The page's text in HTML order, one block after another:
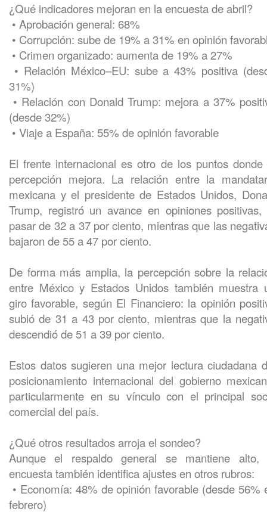
¿Qué indicadores mejoran en la encuesta de abril?
• Aprobación general: 68%
• Corrupción: sube de 19% a 31% en opinión
• Crimen organizado: aumenta de 19% a 27%
• Relación México–EU: sube a 43% positiva
31%)
• Relación con Donald Trump: mejora a 37%
(desde 32%)
• Viaje a España: 55% de opinión favorable
El frente internacional es otro de los puntos donde
percepción mejora. La relación entre la
mexicana y el presidente de Estados Unidos,
Trump, registró un avance en opiniones positivas,
pasar de 32 a 37 por ciento, mientras que las
bajaron de 55 a 47 por ciento.
De forma más amplia, la percepción sobre la
entre México y Estados Unidos también muestra
giro favorable, según El Financiero: la opinión
subió de 31 a 43 por ciento, mientras que la
descendió de 51 a 39 por ciento.
Estos datos sugieren una mejor lectura ciudadana
posicionamiento internacional del gobierno
particularmente en su vínculo con el principal
comercial del país.
¿Qué otros resultados arroja el sondeo?
Aunque el respaldo general se mantiene alto,
encuesta también identifica ajustes en otros rubros:
• Economía: 48% de opinión favorable (desde 56%
febrero)